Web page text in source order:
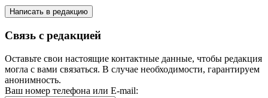
Написать в редакцию
Связь с редакцией
Оставьте свои настоящие контактные данные, чтобы редакция
могла с вами связаться. В случае необходимости, гарантируем
анонимность.
Ваш номер телефона или E-mail: